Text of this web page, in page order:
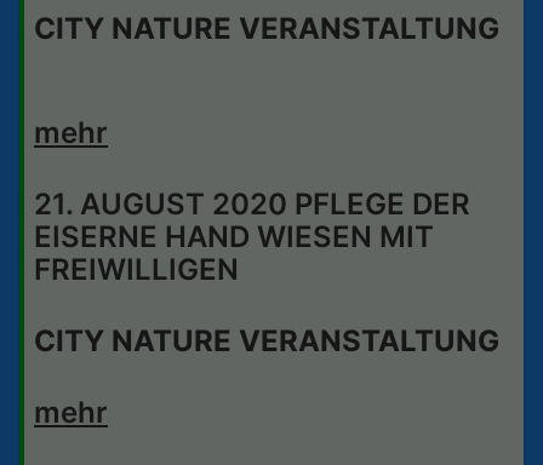
CITY NATURE VERANSTALTUNG
mehr
21. AUGUST 2020 PFLEGE DER
EISERNE HAND WIESEN MIT
FREIWILLIGEN
CITY NATURE VERANSTALTUNG
mehr